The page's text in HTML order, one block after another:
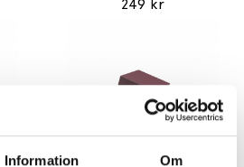
Information Om
249 kr